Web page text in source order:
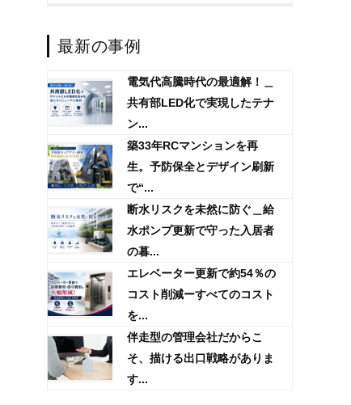
最新の事例
電気代高騰時代の最適解！＿
共有部LED化で実現したテナ
ン...
築33年RCマンションを再
生。予防保全とデザイン刷新
で“...
断水リスクを未然に防ぐ＿給
水ポンプ更新で守った入居者
の暮...
エレベーター更新で約54％の
コスト削減ーすべてのコスト
を...
伴走型の管理会社だからこ
そ、描ける出口戦略がありま
す...